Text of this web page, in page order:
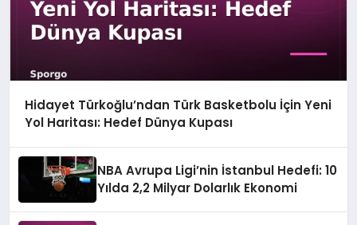
Hidayet Türkoğlu’ndan Türk Basketbolu İçin Yeni
Yol Haritası: Hedef Dünya Kupası
NBA Avrupa Ligi’nin İstanbul Hedefi: 10
Yılda 2,2 Milyar Dolarlık Ekonomi